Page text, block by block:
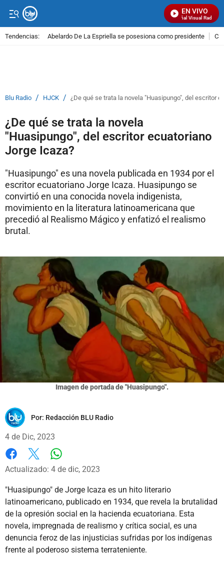
EN VIVO
Señal Visual Radio
Tendencias: Abelardo De La Espriella se posesiona como presidente
Blu Radio / HJCK / ¿De qué se trata la novela "Huasipungo", del escritor
¿De qué se trata la novela
"Huasipungo", del escritor ecuatoriano
Jorge Icaza?
"Huasipungo" es una novela publicada en 1934 por el
escritor ecuatoriano Jorge Icaza. Huasipungo se
convirtió en una conocida novela indigenista,
movimiento en la literatura latinoamericana que
precedió al Realismo Mágico y enfatizó el realismo
brutal.
Imagen de portada de "Huasipungo".
Por: Redacción BLU Radio
4 de Dic, 2023
Facebook
X
Actualizado: 4 de dic, 2023
"Huasipungo" de Jorge Icaza es un hito literario
latinoamericano, publicado en 1934, que revela la brutalidad
de la opresión social en la hacienda ecuatoriana. Esta
novela, impregnada de realismo y crítica social, es una
denuncia feroz de las injusticias sufridas por los indígenas
frente al poderoso sistema terrateniente.